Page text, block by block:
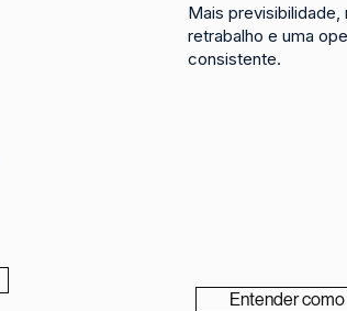
Mais previsibilidade,
retrabalho e uma
consistente.
Entender